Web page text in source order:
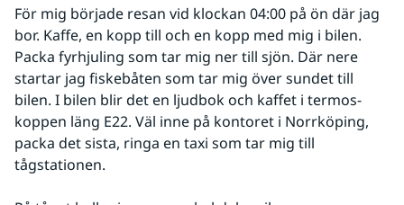
För mig började resan vid klockan 04:00 på ön där jag
bor. Kaffe, en kopp till och en kopp med mig i bilen.
Packa fyrhjuling som tar mig ner till sjön. Där nere
startar jag fiskebåten som tar mig över sundet till
bilen. I bilen blir det en ljudbok och kaffet i termos-
koppen läng E22. Väl inne på kontoret i Norrköping,
packa det sista, ringa en taxi som tar mig till
tågstationen.